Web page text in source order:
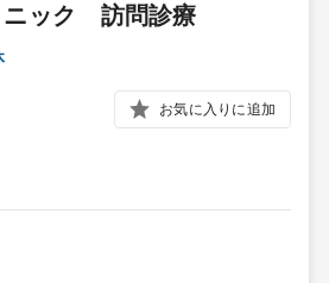
ニック 訪問診療
お気に入りに追加